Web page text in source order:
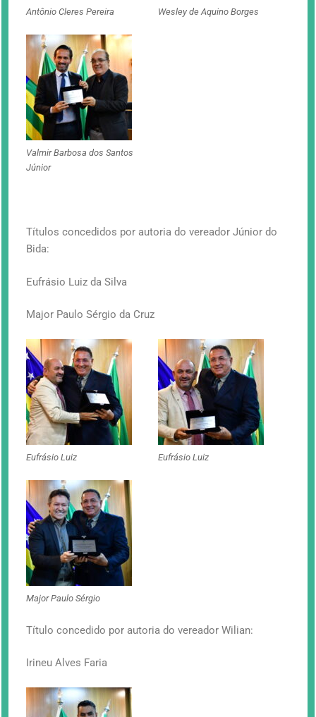
Antônio Cleres Pereira Wesley de Aquino Borges
Valmir Barbosa dos Santos
Júnior
Títulos concedidos por autoria do vereador Júnior do
Bida:
Eufrásio Luiz da Silva
Major Paulo Sérgio da Cruz
Eufrásio Luiz Eufrásio Luiz
Major Paulo Sérgio
Título concedido por autoria do vereador Wilian:
Irineu Alves Faria